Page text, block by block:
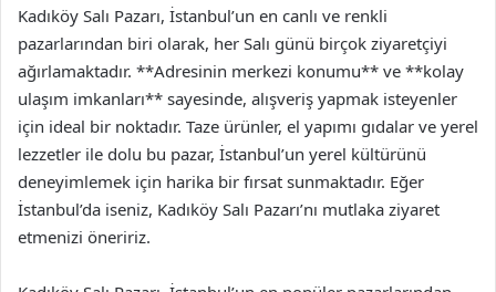
Kadıköy Salı Pazarı, İstanbul’un en canlı ve renkli
pazarlarından biri olarak, her Salı günü birçok ziyaretçiyi
ağırlamaktadır. **Adresinin merkezi konumu** ve **kolay
ulaşım imkanları** sayesinde, alışveriş yapmak isteyenler
için ideal bir noktadır. Taze ürünler, el yapımı gıdalar ve yerel
lezzetler ile dolu bu pazar, İstanbul’un yerel kültürünü
deneyimlemek için harika bir fırsat sunmaktadır. Eğer
İstanbul’da iseniz, Kadıköy Salı Pazarı’nı mutlaka ziyaret
etmenizi öneririz.